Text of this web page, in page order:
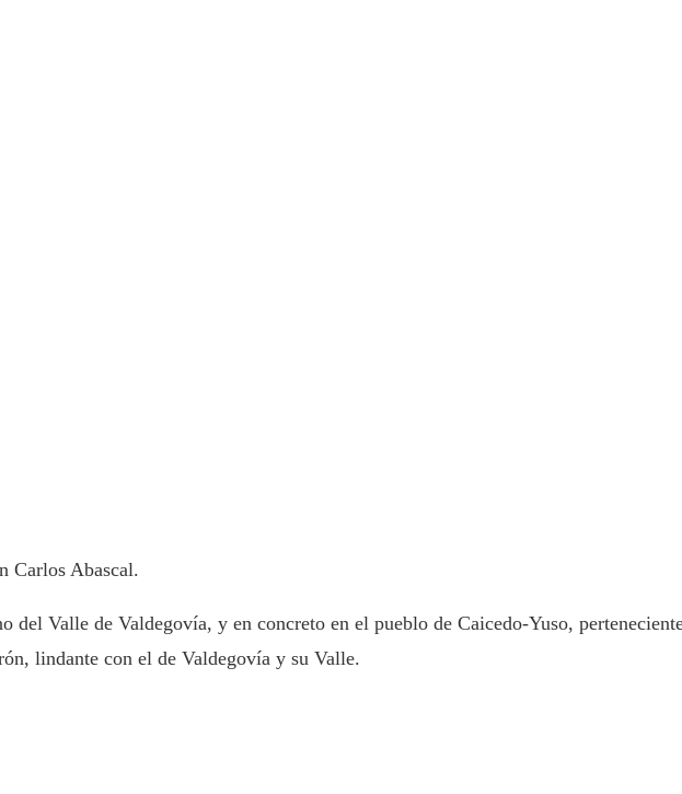
Carlos Abascal.
del Valle de Valdegovía, y en concreto en el pueblo de Caicedo-Yuso,
lindante con el de Valdegovía y su Valle.